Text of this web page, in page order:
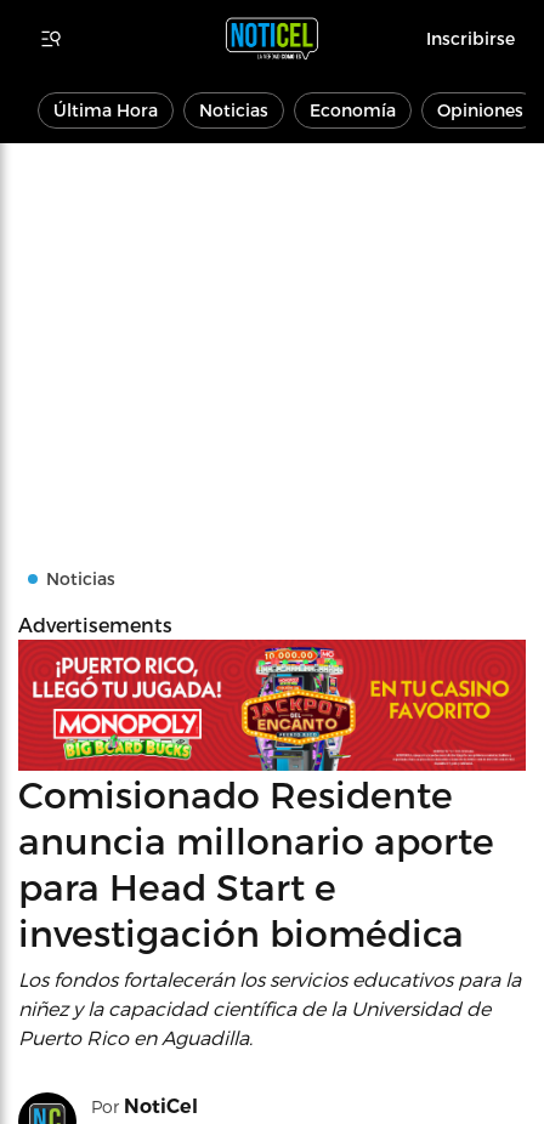
Inscribirse
Última Hora Noticias Economía Opiniones
Noticias
Advertisements
Comisionado Residente
anuncia millonario aporte
para Head Start e
investigación biomédica
Los fondos fortalecerán los servicios educativos para la
niñez y la capacidad científica de la Universidad de
Puerto Rico en Aguadilla.
Por NotiCel